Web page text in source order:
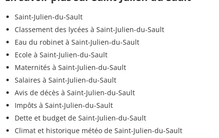
Saint-Julien-du-Sault
Classement des lycées à Saint-Julien-du-Sault
Eau du robinet à Saint-Julien-du-Sault
Ecole à Saint-Julien-du-Sault
Maternités à Saint-Julien-du-Sault
Salaires à Saint-Julien-du-Sault
Avis de décès à Saint-Julien-du-Sault
Impôts à Saint-Julien-du-Sault
Dette et budget de Saint-Julien-du-Sault
Climat et historique météo de Saint-Julien-du-Sault